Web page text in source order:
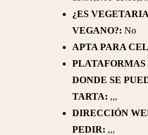
¿ES
VEGANO?: No
APTA PARA
DONDE SE
TARTA: ,,,
DIRECCIÓN
PEDIR: ,,,